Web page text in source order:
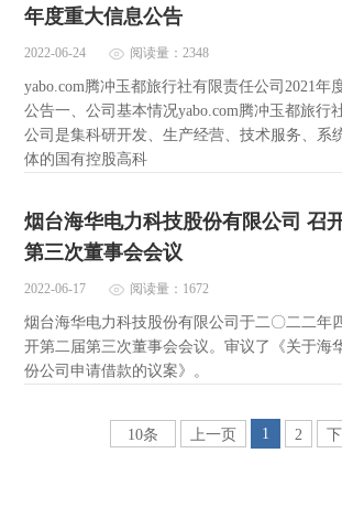
年度重大信息公告
2022-06-24 阅读量：2348
yabo.com腾冲玉都旅行社有限责任公司2021年
公告一、公司基本情况yabo.com腾冲玉都旅行
公司是集科研开发、生产经营、技术服务、系
体的国有控股高科
烟台海华电力科技股份有限公司 召
第三次董事会会议
2022-06-17 阅读量：1672
烟台海华电力科技股份有限公司于二〇二二年
开第二届第三次董事会会议。审议了《关于海
份公司申请借款的议案》。
10条 上一页 1 2